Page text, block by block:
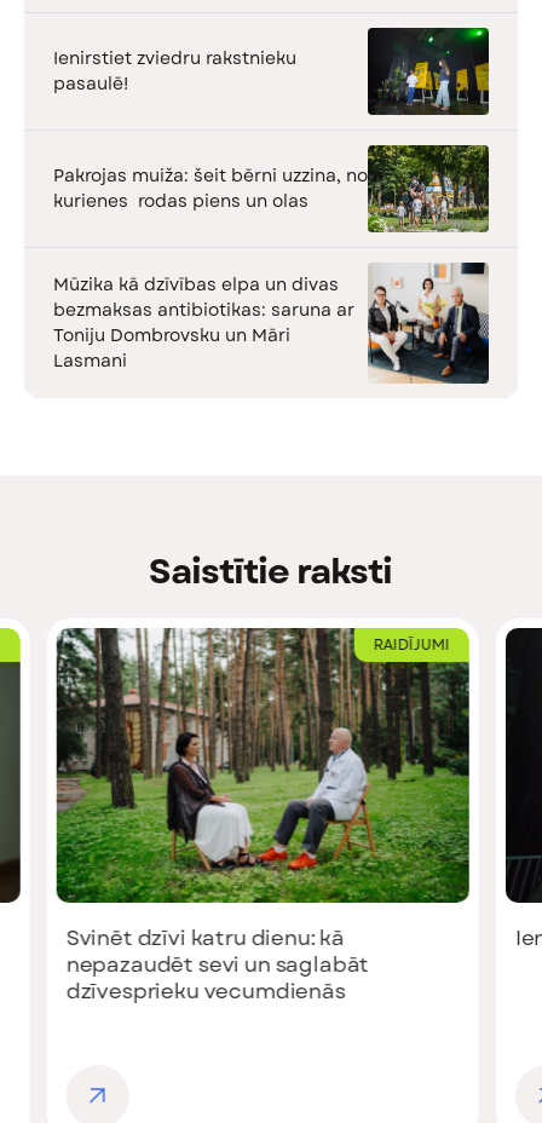
Ienirstiet zviedru rakstnieku
pasaulē!
Pakrojas muiža: šeit bērni uzzina, no
kurienes rodas piens un olas
Mūzika kā dzīvības elpa un divas
bezmaksas antibiotikas: saruna ar
Toniju Dombrovsku un Māri
Lasmani
Saistītie raksti
RAIDĪJUMI
Svinēt dzīvi katru dienu: kā
nepazaudēt sevi un saglabāt
dzīvesprieku vecumdienās